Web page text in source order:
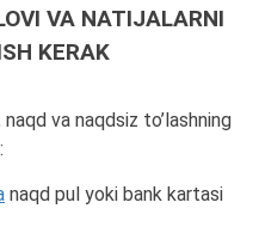
VA NATIJALARNI
KERAK
va naqdsiz to’lashning
naqd pul yoki bank kartasi